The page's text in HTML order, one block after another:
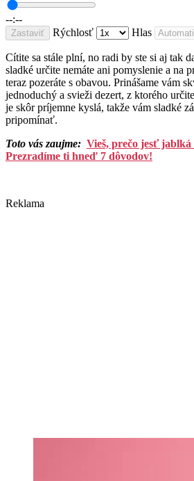
--:--
Zastaviť Rýchlosť Hlas
Cítite sa stále plní, no radi by ste si aj tak
sladké určite nemáte ani pomyslenie a na
teraz pozeráte s obavou. Prinášame vám
jednoduchý a svieži dezert, z ktorého
je skôr príjemne kyslá, takže vám sladké
pripomínať.
Toto vás zaujme: Vieš, prečo jesť jablká
Prezradíme ti hneď 7 dôvodov!
Reklama